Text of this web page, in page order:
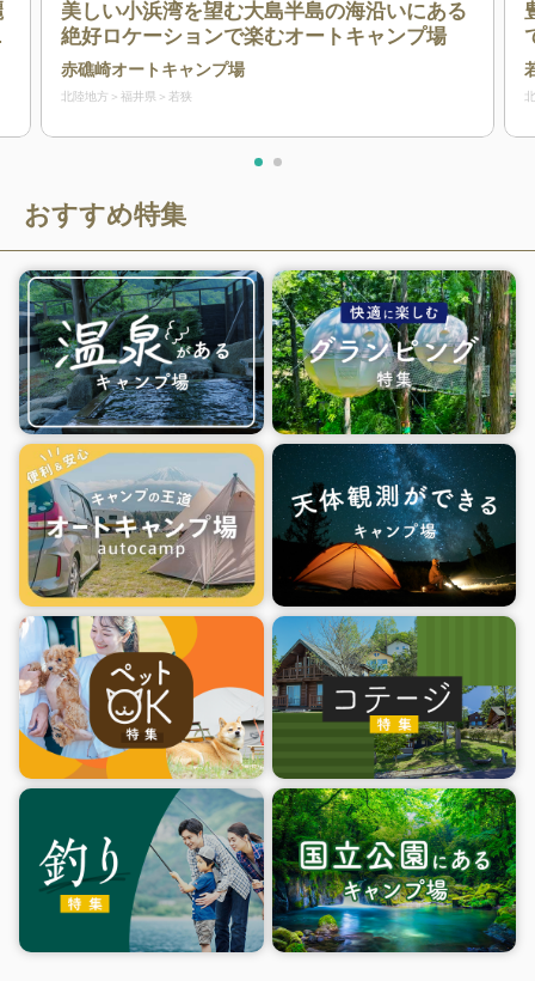
美しい小浜湾を望む大島半島の海沿いにある
絶好ロケーションで楽むオートキャンプ場
赤礁崎オートキャンプ場
北陸地方 福井県 若狭
おすすめ特集